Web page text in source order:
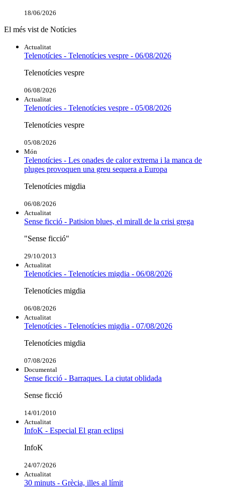
18/06/2026
El més vist de Notícies
Actualitat
Telenotícies - Telenotícies vespre - 06/08/2026
Telenotícies vespre
06/08/2026
Actualitat
Telenotícies - Telenotícies vespre - 05/08/2026
Telenotícies vespre
05/08/2026
Món
Telenotícies - Les onades de calor extrema i la manca de
pluges provoquen una greu sequera a Europa
Telenotícies migdia
06/08/2026
Actualitat
Sense ficció - Patision blues, el mirall de la crisi grega
"Sense ficció"
29/10/2013
Actualitat
Telenotícies - Telenotícies migdia - 06/08/2026
Telenotícies migdia
06/08/2026
Actualitat
Telenotícies - Telenotícies migdia - 07/08/2026
Telenotícies migdia
07/08/2026
Documental
Sense ficció - Barraques. La ciutat oblidada
Sense ficció
14/01/2010
Actualitat
InfoK - Especial El gran eclipsi
InfoK
24/07/2026
Actualitat
30 minuts - Grècia, illes al límit